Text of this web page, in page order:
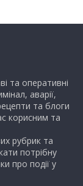
та оперативні
аварії,
та блоги
корисним та
рубрик та
потрібну
про події у